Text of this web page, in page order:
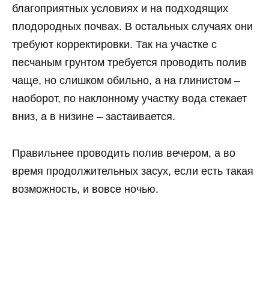
благоприятных условиях и на подходящих
плодородных почвах. В остальных случаях они
требуют корректировки. Так на участке с
песчаным грунтом требуется проводить полив
чаще, но слишком обильно, а на глинистом –
наоборот, по наклонному участку вода стекает
вниз, а в низине – застаивается.
Правильнее проводить полив вечером, а во
время продолжительных засух, если есть такая
возможность, и вовсе ночью.